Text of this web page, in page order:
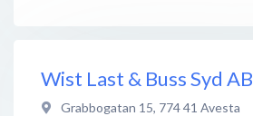
Wist Last & Buss Syd AB
Grabbogatan 15, 774 41 Avesta